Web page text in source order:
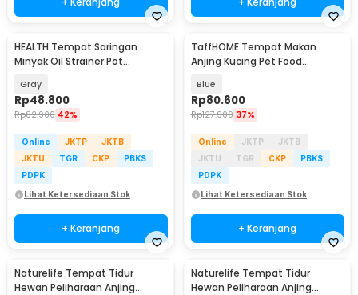
HEALTH Tempat Saringan
Minyak Oil Strainer Pot
Gray
Rp48.800
Rp82.900 42%
Online JKTP
JKTB
JKTU
TGR CKP
PBKS
PDPK
Lihat Ketersediaan Stok
+ Keranjang
TaffHOME Tempat Makan
Anjing Kucing Pet Food
Blue
Rp80.600
Rp127.900 37%
Online JKTP
JKTB
JKTU
TGR CKP
PBKS
PDPK
Lihat Ketersediaan Stok
+ Keranjang
Naturelife Tempat Tidur
Hewan Peliharaan Anjing
Naturelife Tempat Tidur
Hewan Peliharaan Anjing